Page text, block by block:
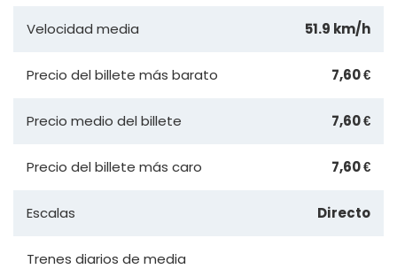
Velocidad media 51.9 km/h
Precio del billete más barato 7,60 €
Precio medio del billete 7,60 €
Precio del billete más caro 7,60 €
Escalas Directo
Trenes diarios de media